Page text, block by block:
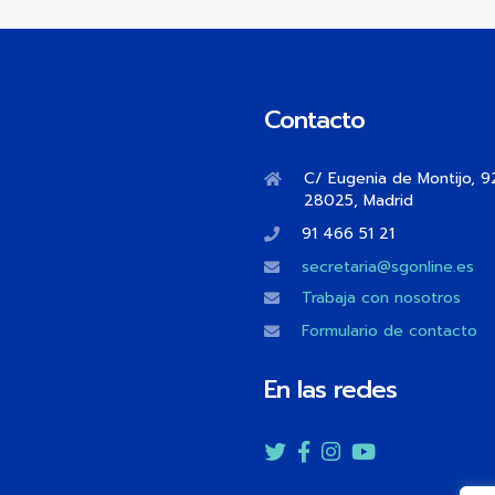
Contacto
C/ Eugenia de Montijo,
28025, Madrid
91 466 51 21
secretaria@sgonline.es
Trabaja con nosotros
Formulario de contacto
En las redes
Twitter
Facebook
Instagram
YouTube